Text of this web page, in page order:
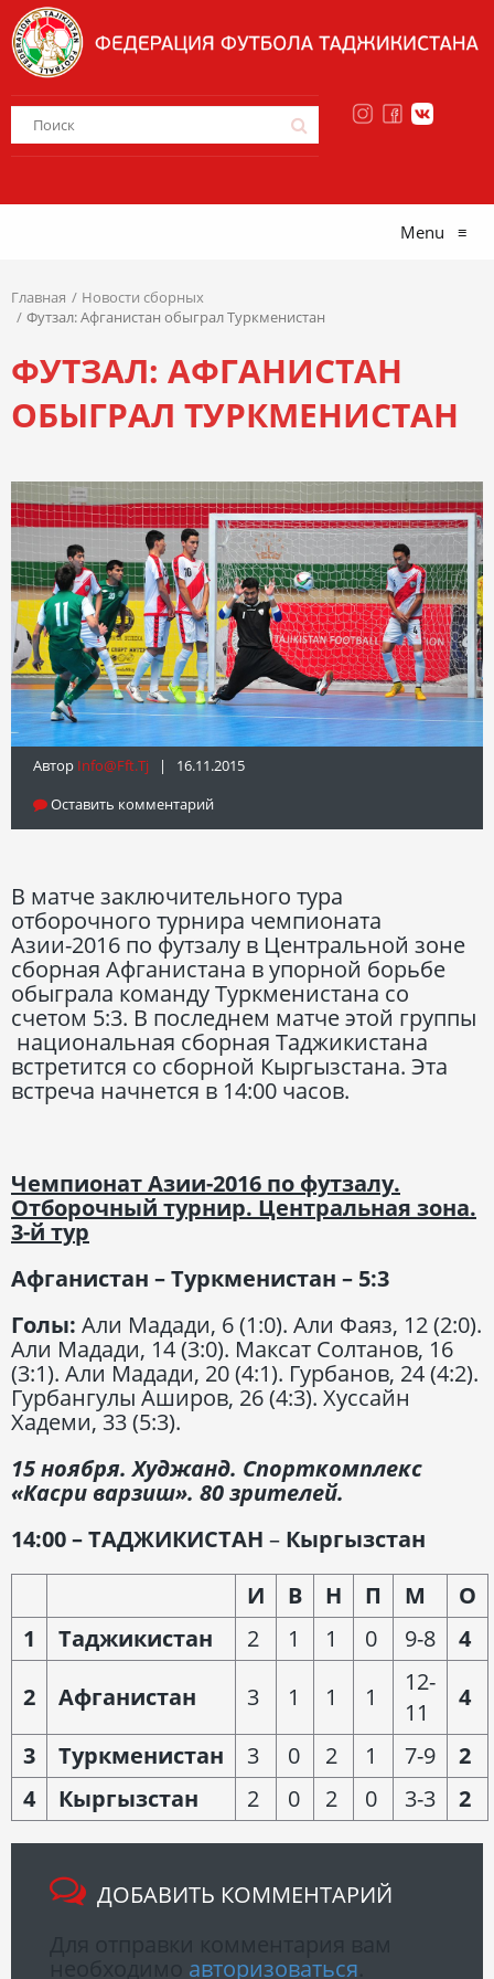
Menu ≡
Главная
Новости сборных
Футзал: Афганистан обыграл Туркменистан
ФУТЗАЛ: АФГАНИСТАН
ОБЫГРАЛ ТУРКМЕНИСТАН
Автор Info@fft.tj | 16.11.2015
Оставить комментарий
В матче заключительного тура
отборочного турнира чемпионата
Азии-2016 по футзалу в Центральной зоне
сборная Афганистана в упорной борьбе
обыграла команду Туркменистана со
счетом 5:3. В последнем матче этой группы
национальная сборная Таджикистана
встретится со сборной Кыргызстана. Эта
встреча начнется в 14:00 часов.
Чемпионат Азии-2016 по футзалу.
Отборочный турнир. Центральная зона.
3-й тур
Афганистан – Туркменистан – 5:3
Голы: Али Мадади, 6 (1:0). Али Фаяз, 12 (2:0).
Али Мадади, 14 (3:0). Максат Солтанов, 16
(3:1). Али Мадади, 20 (4:1). Гурбанов, 24 (4:2).
Гурбангулы Аширов, 26 (4:3). Хуссайн
Хадеми, 33 (5:3).
15 ноября. Худжанд. Спорткомплекс
«Касри варзиш». 80 зрителей.
14:00 – ТАДЖИКИСТАН – Кыргызстан
И
В Н П М
О
1
Таджикистан 2 1 1 0 9-8
4
2
Афганистан 3 1 1 1
12-
11
4
3
Туркменистан 3 0 2 1 7-9
2
4
Кыргызстан 2 0 2 0 3-3 2
ДОБАВИТЬ КОММЕНТАРИЙ
авторизоваться